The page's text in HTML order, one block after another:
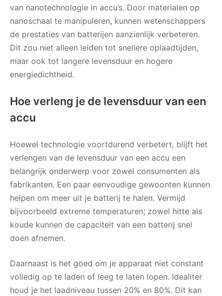
van nanotechnologie in accu’s. Door materialen op
nanoschaal te manipuleren, kunnen wetenschappers
de prestaties van batterijen aanzienlijk verbeteren.
Dit zou niet alleen leiden tot snellere oplaadtijden,
maar ook tot langere levensduur en hogere
energiedichtheid.
Hoe verleng je de levensduur van een
accu
Hoewel technologie voortdurend verbetert, blijft het
verlengen van de levensduur van een accu een
belangrijk onderwerp voor zowel consumenten als
fabrikanten. Een paar eenvoudige gewoonten kunnen
helpen om meer uit je batterij te halen. Vermijd
bijvoorbeeld extreme temperaturen; zowel hitte als
koude kunnen de capaciteit van een batterij snel
doen afnemen.
Daarnaast is het goed om je apparaat niet constant
volledig op te laden of leeg te laten lopen. Idealiter
houd je het laadniveau tussen 20% en 80%. Dit kan